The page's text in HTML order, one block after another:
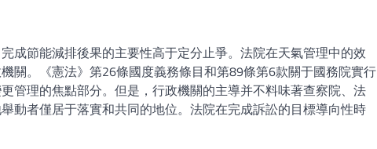
成節能減排後果的主要性高于定分止爭。法院在天氣管理中的效
關。《憲法》第26條國度義務條目和第89條第6款關于國務院實行
管理的焦點部分。但是，行政機關的主導并不料味著查察院、法
動者僅居于落實和共同的地位。法院在完成訴訟的目標導向性時